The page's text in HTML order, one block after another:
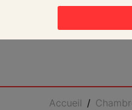
Accueil /